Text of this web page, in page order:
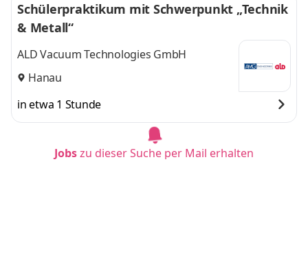
Schülerpraktikum mit Schwerpunkt „Technik
& Metall“
ALD Vacuum Technologies GmbH
Hanau
in etwa 1 Stunde
Jobszu dieser Suche per Mail erhalten